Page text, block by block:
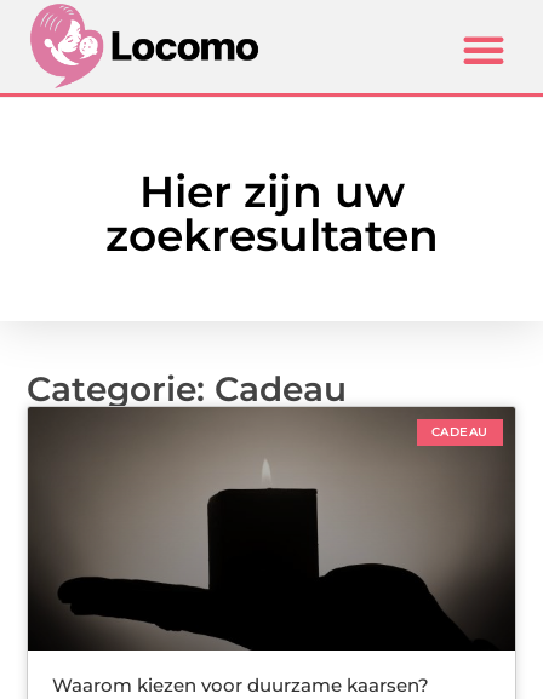
Hier zijn uw
zoekresultaten
Categorie: Cadeau
CADEAU
Waarom kiezen voor duurzame kaarsen?